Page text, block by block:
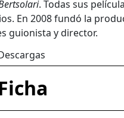
. Todas sus
En 2008 fundó la
guionista y director.